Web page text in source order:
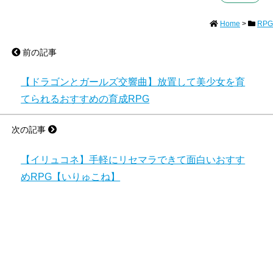
Home > RPG
前の記事
【ドラゴンとガールズ交響曲】放置して美少女を育
てられるおすすめの育成RPG
次の記事
【イリュコネ】手軽にリセマラできて面白いおすす
めRPG【いりゅこね】